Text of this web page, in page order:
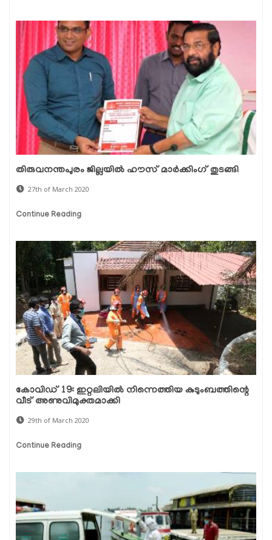
തിരുവനന്തപുരം ജില്ലയിൽ ഹൗസ് മാർക്കിംഗ് തുടങ്ങി
27th of March 2020
Continue Reading
കോവിഡ് 19: ഇറ്റലിയില്‍ നിന്നെത്തിയ കുടുംബത്തിന്റെ
വീട് അണുവിമുക്തമാക്കി
29th of March 2020
Continue Reading